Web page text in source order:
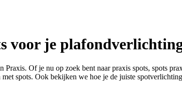
voor je
Of je nu op zoek bent naar praxis spots, spots
spots. Ook bekijken we hoe je de juiste